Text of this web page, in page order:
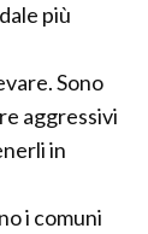
più
Sono
aggressivi
in
i comuni